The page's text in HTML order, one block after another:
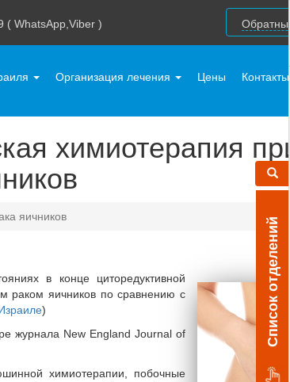
Список отделений
( WhatsApp,Viber )
Организация лечения Цены Контакты
химиотерапия
яичников
в конце циторедуктивной
раком яичников по сравнению с
)
журнала New England Journal of
химиотерапии, побочные